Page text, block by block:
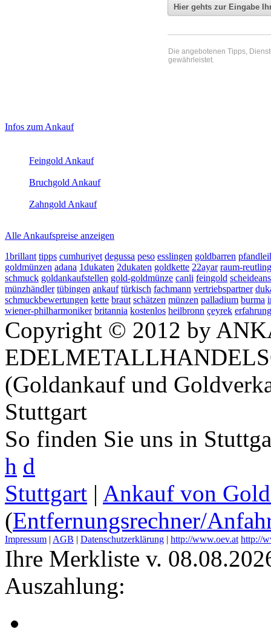
Die angebotenen Tipps,
gewährleistet.
Sidebar
Infos zum Ankauf
Feingold Ankauf
Bruchgold Ankauf
Zahngold Ankauf
Alle Ankaufspreise anzeigen
1brillant tipps cumhuriyet degussa peso esslingen goldbarren
goldmünzen adana 1dukaten 2dukaten goldkette 22ayar raum-
schmuck goldankaufstellen gold-goldmünze canli feingold
münzhändler tübingen ankauf türkisch fachmann vertriebspartner
schmuckbewertungen kette braut schätzen münzen palladium burma
wiener-philharmoniker britannia kostenlos heilbronn çeyrek
Copyright © 2012 by
(Goldankauf und
Stuttgart
So finden Sie uns in
h d
Stuttgart | Ankauf von
(Entfernungsrechner/
Impressum | AGB | Datenschutzerklärung | http://www.oev.at http://
Ihre Merkliste v.
Auszahlung: